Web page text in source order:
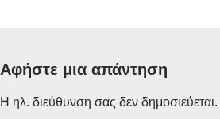
Αφήστε μια απάντηση
Η ηλ. διεύθυνση σας δεν δημοσιεύεται.